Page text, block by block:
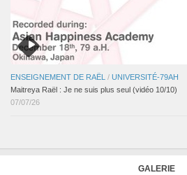
ENSEIGNEMENT DE RAËL / UNIVERSITÉ-79AH
Maitreya Raël : Je ne suis plus seul (vidéo 10/10)
07/07/26
GALERIE